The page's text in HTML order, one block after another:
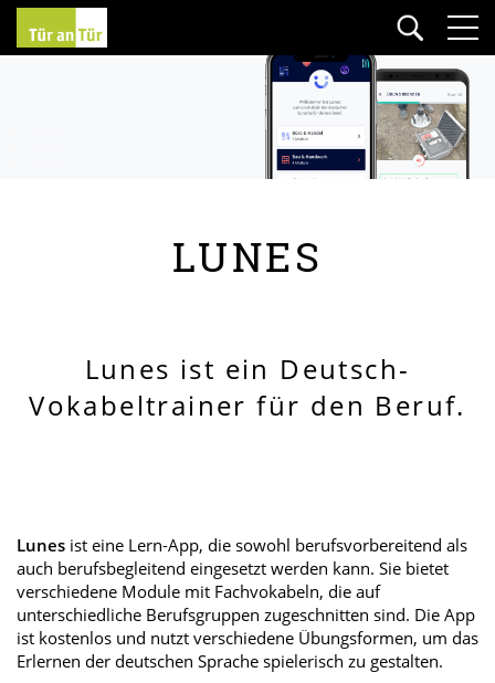
LUNES
Lunes ist ein Deutsch-
Vokabeltrainer für den Beruf.
Lunes ist eine Lern-App, die sowohl berufsvorbereitend als
auch berufsbegleitend eingesetzt werden kann. Sie bietet
verschiedene Module mit Fachvokabeln, die auf
unterschiedliche Berufsgruppen zugeschnitten sind. Die App
ist kostenlos und nutzt verschiedene Übungsformen, um das
Erlernen der deutschen Sprache spielerisch zu gestalten.